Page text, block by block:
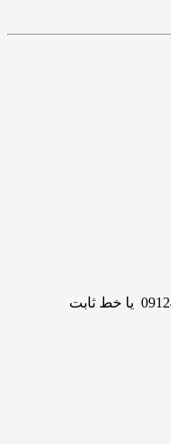
سنگ( بهشت ایران )بزرگترین مرجع آنلاین انواع سنگ مزار همراه با پکیج های کامل است. برای خرید انواع سنگ قبر یا کتیبه سنگ مزار با شماره تلفن های 09126649716 و 09124167735 یا خط ثابت